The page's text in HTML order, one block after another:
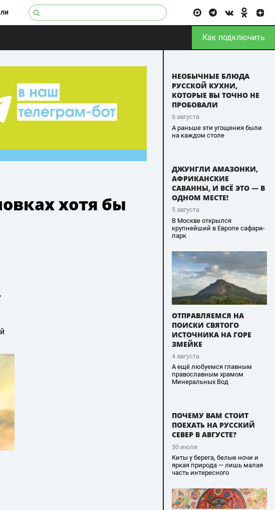
Как подключить
хотя бы
НЕОБЫЧНЫЕ БЛЮДА
РУССКОЙ КУХНИ,
КОТОРЫЕ ВЫ ТОЧНО НЕ
ПРОБОВАЛИ
6 августа
А раньше эти угощения были
на каждом столе
ДЖУНГЛИ АМАЗОНКИ,
АФРИКАНСКИЕ
САВАННЫ, И ВСЁ ЭТО — В
ОДНОМ МЕСТЕ!
5 августа
В Москве открылся
крупнейший в Европе сафари-
парк
ОТПРАВЛЯЕМСЯ НА
ПОИСКИ СВЯТОГО
ИСТОЧНИКА НА ГОРЕ
ЗМЕЙКЕ
4 августа
А ещё любуемся главным
православным храмом
Минеральных Вод
ПОЧЕМУ ВАМ СТОИТ
ПОЕХАТЬ НА РУССКИЙ
СЕВЕР В АВГУСТЕ?
30 июля
Киты у берега, белые ночи и
яркая природа — лишь малая
часть интересного